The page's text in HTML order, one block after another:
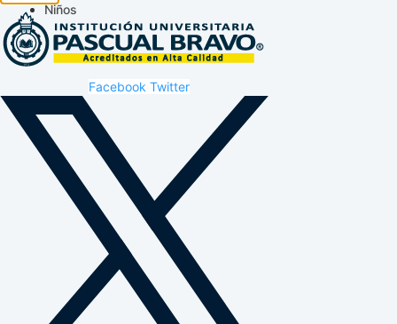
Niños
Facebook Twitter